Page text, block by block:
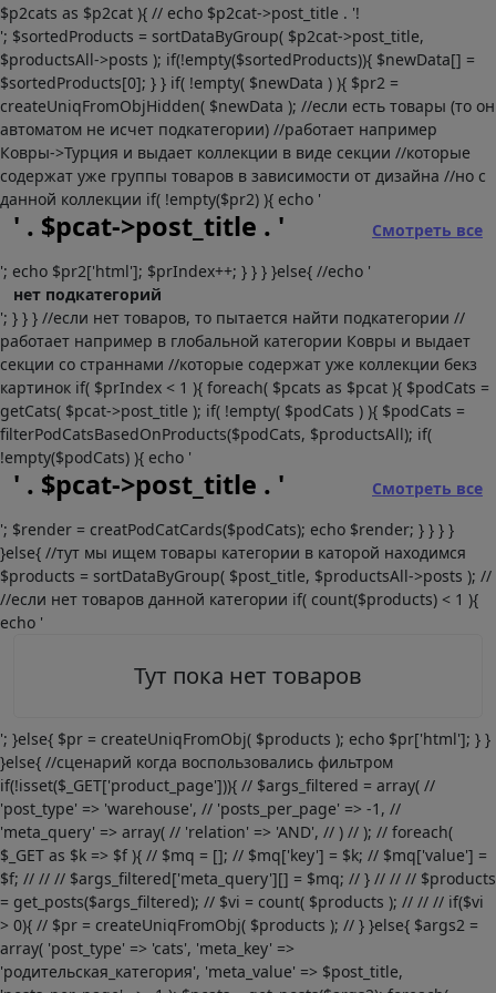
$p2cats as $p2cat ){ // echo $p2cat->post_title . '!
'; $sortedProducts = sortDataByGroup( $p2cat->post_title,
$productsAll->posts ); if(!empty($sortedProducts)){ $newData[] =
$sortedProducts[0]; } } if( !empty( $newData ) ){ $pr2 =
createUniqFromObjHidden( $newData ); //если есть товары (то он
автоматом не исчет подкатегории) //работает например
Ковры->Турция и выдает коллекции в виде секции //которые
содержат уже группы товаров в зависимости от дизайна //но с
данной коллекции if( !empty($pr2) ){ echo '
' . $pcat->post_title . '
Смотреть все
'; echo $pr2['html']; $prIndex++; } } } }else{ //echo '
нет подкатегорий
'; } } } //если нет товаров, то пытается найти подкатегории //
работает например в глобальной категории Ковры и выдает
секции со страннами //которые содержат уже коллекции бекз
картинок if( $prIndex < 1 ){ foreach( $pcats as $pcat ){ $podCats =
getCats( $pcat->post_title ); if( !empty( $podCats ) ){ $podCats =
filterPodCatsBasedOnProducts($podCats, $productsAll); if(
!empty($podCats) ){ echo '
' . $pcat->post_title . '
Смотреть все
'; $render = creatPodCatCards($podCats); echo $render; } } } }
}else{ //тут мы ищем товары категории в каторой находимся
$products = sortDataByGroup( $post_title, $productsAll->posts ); //
//если нет товаров данной категории if( count($products) < 1 ){
echo '
Тут пока нет товаров
'; }else{ $pr = createUniqFromObj( $products ); echo $pr['html']; } }
}else{ //сценарий когда воспользовались фильтром
if(!isset($_GET['product_page'])){ // $args_filtered = array( //
'post_type' => 'warehouse', // 'posts_per_page' => -1, //
'meta_query' => array( // 'relation' => 'AND', // ) // ); // foreach(
$_GET as $k => $f ){ // $mq = []; // $mq['key'] = $k; // $mq['value'] =
$f; // // // $args_filtered['meta_query'][] = $mq; // } // // // $products
= get_posts($args_filtered); // $vi = count( $products ); // // // if($vi
> 0){ // $pr = createUniqFromObj( $products ); // } }else{ $args2 =
array( 'post_type' => 'cats', 'meta_key' =>
'родительская_категория', 'meta_value' => $post_title,